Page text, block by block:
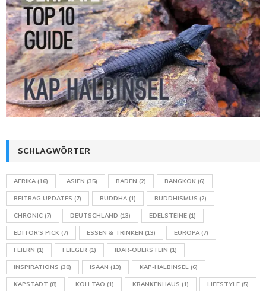
SCHLAGWÖRTER
AFRIKA(16) ASIEN (35) BADEN (2) BANGKOK (6)
BEITRAG UPDATES (7) BUDDHA(1) BUDDHISMUS (2)
CHRONIC (7) DEUTSCHLAND (13) EDELSTEINE (1)
EDITOR'S PICK (7) ESSEN & TRINKEN (13) EUROPA(7)
FEIERN (1) FLIEGER (1) IDAR-OBERSTEIN (1)
INSPIRATIONS (30) ISAAN (13) KAP-HALBINSEL (6)
KAPSTADT (8) KOH TAO (1) KRANKENHAUS (1) LIFESTYLE (5)